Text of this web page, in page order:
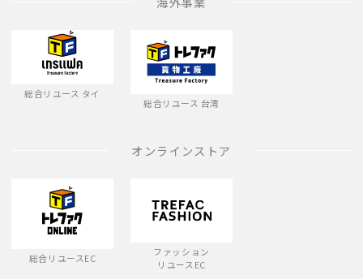
総合リユース タイ
総合リユース 台湾
オンラインストア
総合リユースEC
ファッション
リユースEC